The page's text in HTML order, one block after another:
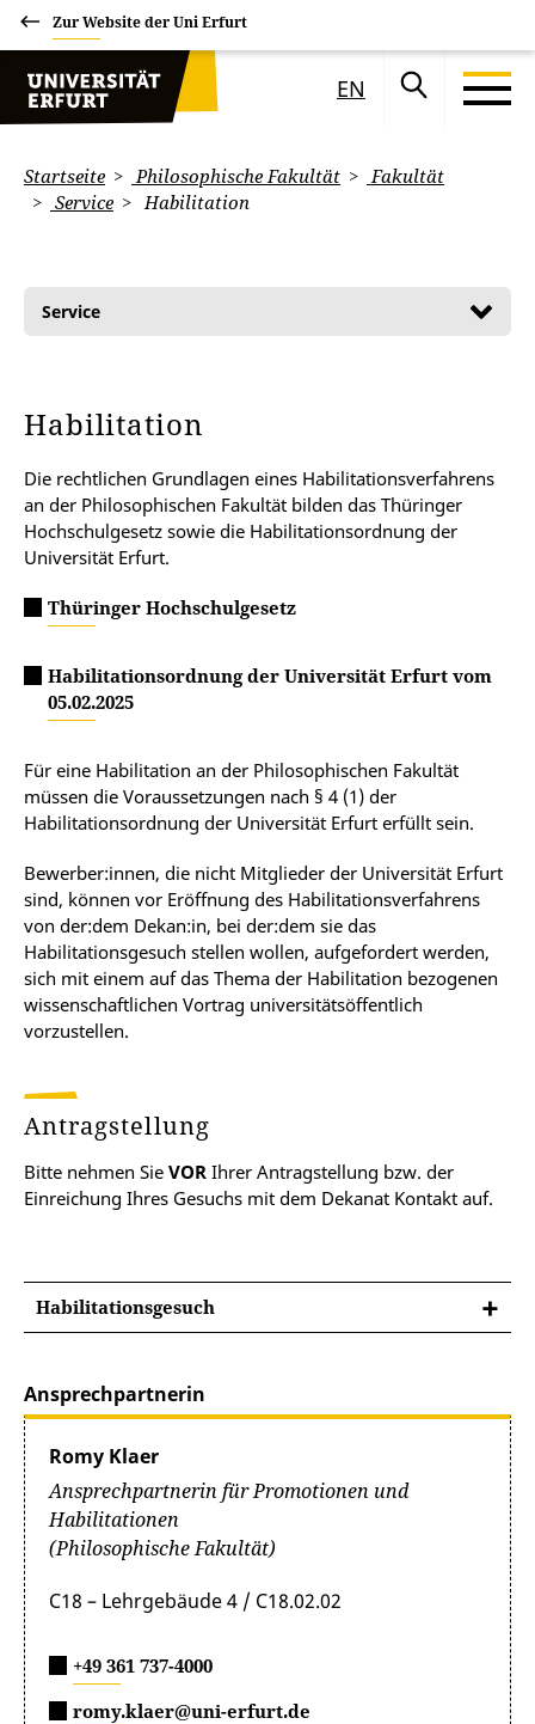
Zur Website der Uni Erfurt
EN
Startseite Philosophische Fakultät
Fakultät
Service
Habilitation
Service
Habilitation
Die rechtlichen Grundlagen eines Habilitationsverfahrens
an der Philosophischen Fakultät bilden das Thüringer
Hochschulgesetz sowie die Habilitationsordnung der
Universität Erfurt.
Thüringer Hochschulgesetz
Habilitationsordnung der Universität Erfurt vom
05.02.2025
Für eine Habilitation an der Philosophischen Fakultät
müssen die Voraussetzungen nach § 4 (1) der
Habilitationsordnung der Universität Erfurt erfüllt sein.
Bewerber:innen, die nicht Mitglieder der Universität Erfurt
sind, können vor Eröffnung des Habilitationsverfahrens
von der:dem Dekan:in, bei der:dem sie das
Habilitationsgesuch stellen wollen, aufgefordert werden,
sich mit einem auf das Thema der Habilitation bezogenen
wissenschaftlichen Vortrag universitätsöffentlich
vorzustellen.
Antragstellung
Bitte nehmen Sie VOR Ihrer Antragstellung bzw. der
Einreichung Ihres Gesuchs mit dem Dekanat Kontakt auf.
Habilitationsgesuch
Ansprechpartnerin
Romy Klaer
Ansprechpartnerin für Promotionen und
Habilitationen
(Philosophische Fakultät)
C18 – Lehrgebäude 4 / C18.02.02
+49 361 737-4000
romy.klaer@uni-erfurt.de